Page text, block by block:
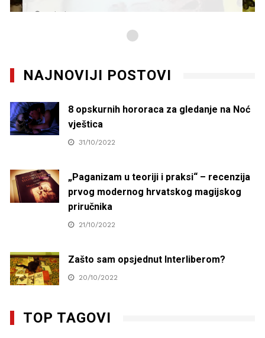
27/01/2021
NAJNOVIJI POSTOVI
8 opskurnih hororaca za gledanje na Noć
vještica
31/10/2022
„Paganizam u teoriji i praksi“ – recenzija
prvog modernog hrvatskog magijskog
priručnika
21/10/2022
Zašto sam opsjednut Interliberom?
20/10/2022
TOP TAGOVI